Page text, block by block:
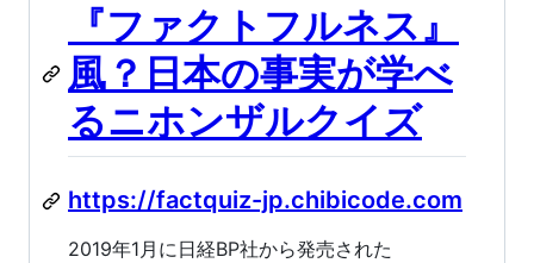
『ファクトフルネス』
風？日本の事実が学べ
るニホンザルクイズ
https://factquiz-jp.chibicode.com
2019年1月に日経BP社から発売された